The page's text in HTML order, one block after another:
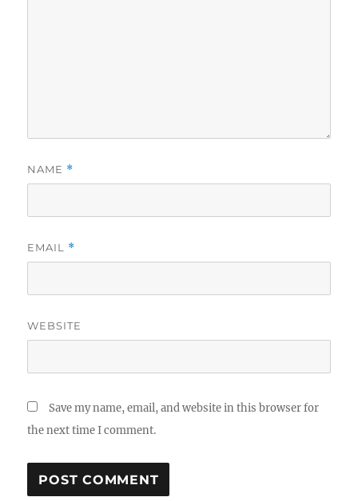
NAME *
EMAIL *
WEBSITE
Save my name, email, and website in this browser for
the next time I comment.